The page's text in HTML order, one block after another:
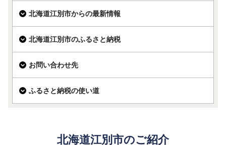
北海道江別市からの最新情報
北海道江別市のふるさと納税
お問い合わせ先
ふるさと納税の使い道
北海道江別市のご紹介